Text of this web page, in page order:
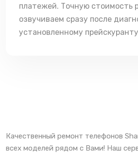
платежей. Точную стоимость
озвучиваем сразу после
установленному
Качественный ремонт телефонов
всех моделей рядом с Вами! Наш